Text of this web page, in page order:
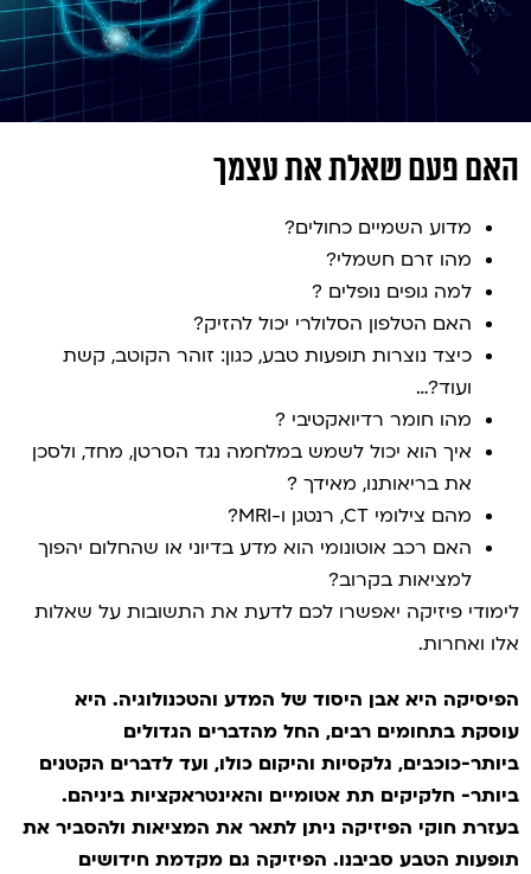
האם פעם שאלת את עצמך
מדוע השמיים כחולים?
מהו זרם חשמלי?
למה גופים נופלים ?
האם הטלפון הסלולרי יכול להזיק?
כיצד נוצרות תופעות טבע, כגון: זוהר הקוטב, קשת
ועוד?…
מהו חומר רדיואקטיבי ?
איך הוא יכול לשמש במלחמה נגד הסרטן, מחד, ולסכן
את בריאותנו, מאידך ?
מהם צילומי CT, רנטגן ו-MRI?
האם רכב אוטונומי הוא מדע בדיוני או שהחלום יהפוך
למציאות בקרוב?
לימודי פיזיקה יאפשרו לכם לדעת את התשובות על שאלות
אלו ואחרות.
הפיסיקה היא אבן היסוד של המדע והטכנולוגיה. היא
עוסקת בתחומים רבים, החל מהדברים הגדולים
ביותר-כוכבים, גלקסיות והיקום כולו, ועד לדברים הקטנים
ביותר- חלקיקים תת אטומיים והאינטראקציות ביניהם.
בעזרת חוקי הפיזיקה ניתן לתאר את המציאות ולהסביר את
תופעות הטבע סביבנו. הפיזיקה גם מקדמת חידושים